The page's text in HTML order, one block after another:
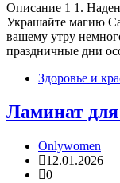
Описание 1 1.
Украшайте магию
вашему утру
праздничные дни
Здоровье и
Ламинат
Onlywomen
12.01.2026
0